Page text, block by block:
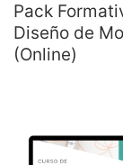
Pack
Diseño de
(Online)